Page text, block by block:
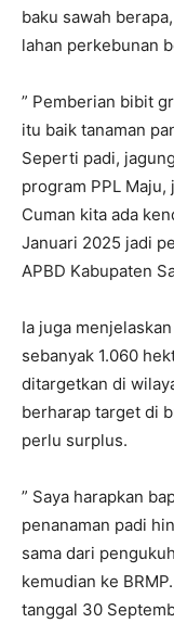
baku sawah
lahan perkebunan
” Pemberian bibit
itu baik tanaman
Seperti padi,
program PPL
Cuman kita ada
Januari 2025 jadi
APBD Kabupaten
Ia juga
sebanyak 1.060
ditargetkan di
berharap target di
perlu surplus.
” Saya harapkan
penanaman padi
sama dari
kemudian ke
tanggal 30